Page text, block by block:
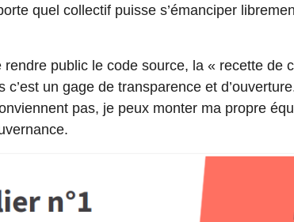
quel collectif puisse s’émanciper
rendre public le code source, la « recette de
c’est un gage de transparence et
pas, je peux monter ma propre